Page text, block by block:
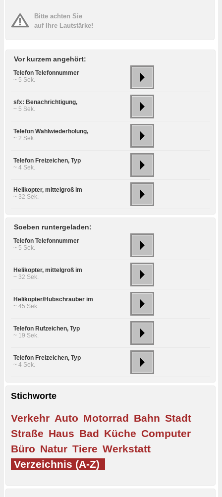
Bitte achten Sie
auf Ihre Lautstärke!
Vor kurzem angehört:
Telefon Telefonnummer
~ 5 Sek.
sfx: Benachrichtigung,
~ 5 Sek.
Telefon Wahlwiederholung,
~ 2 Sek.
Telefon Freizeichen, Typ
~ 4 Sek.
Helikopter, mittelgroß im
~ 32 Sek.
Soeben runtergeladen:
Telefon Telefonnummer
~ 5 Sek.
Helikopter, mittelgroß im
~ 32 Sek.
Helikopter/Hubschrauber im
~ 45 Sek.
Telefon Rufzeichen, Typ
~ 19 Sek.
Telefon Freizeichen, Typ
~ 4 Sek.
Stichworte
Verkehr Auto Motorrad Bahn Stadt
Straße Haus Bad Küche Computer
Büro Natur Tiere Werkstatt
Verzeichnis (A-Z)